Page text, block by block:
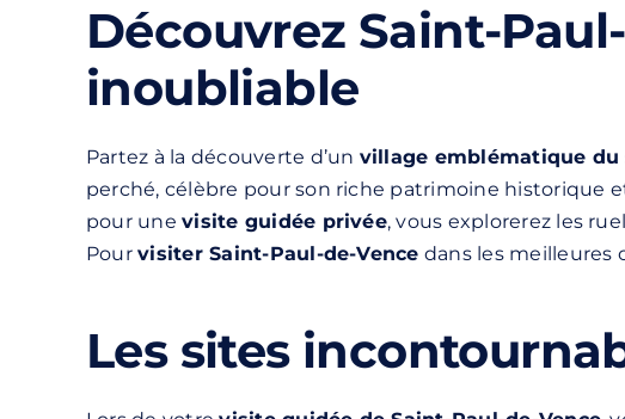
Découvrez Saint-
inoubliable
Partez à la découverte d’un village emblématique du
perché, célèbre pour son riche patrimoine
pour unevisite guidée privée, vous explorerez les
Pourvisiter Saint-Paul-de-Vence dans les
Les sites